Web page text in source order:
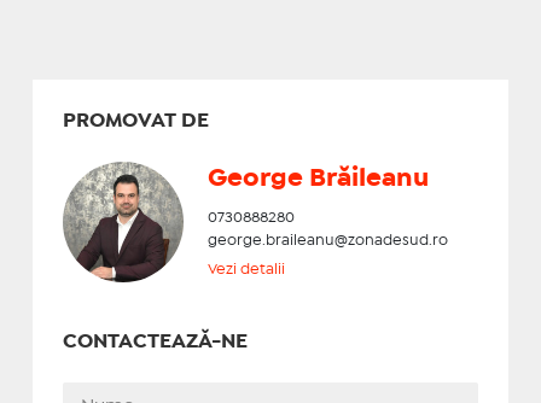
PROMOVAT DE
George Brăileanu
0730888280
george.braileanu@zonadesud.ro
Vezi detalii
CONTACTEAZĂ-NE